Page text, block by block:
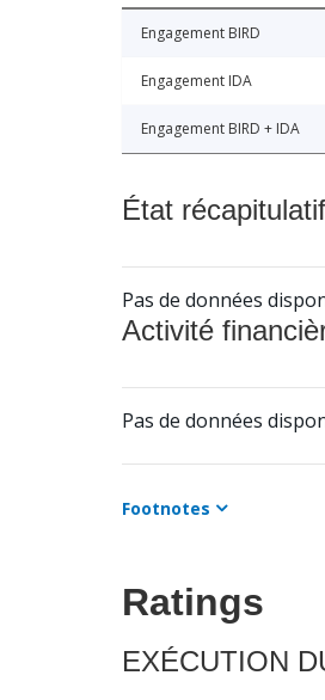
Engagement BIRD
Engagement IDA
Engagement BIRD + IDA
État
Pas de données
Activité
Pas de données
Footnotes
Ratings
EXÉCUTION